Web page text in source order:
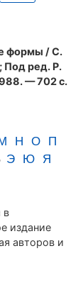
формы / С.
Под ред. Р.
— 702 с.
Н О П
Э Ю Я
в
издание
авторов и